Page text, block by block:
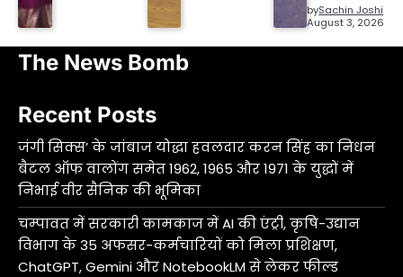
bySachin Joshi
August 3, 2026
The News Bomb
Recent Posts
जंगी सिक्स’ के जांबाज योद्धा हवलदार करन सिंह का निधन
बैटल ऑफ वालोंग समेत 1962, 1965 और 1971 के युद्धों में
निभाई वीर सैनिक की भूमिका
चम्पावत में सरकारी कामकाज में AI की एंट्री, कृषि-उद्यान
विभाग के 35 अफसर-कर्मचारियों को मिला प्रशिक्षण,
ChatGPT, Gemini और NotebookLM से लेकर फील्ड